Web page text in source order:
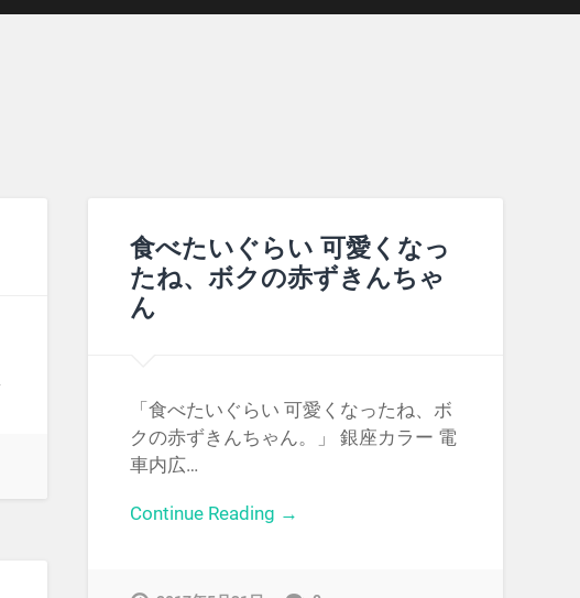
食べたいぐらい 可愛くなっ
たね、ボクの赤ずきんちゃ
ん
「食べたいぐらい 可愛くなったね、ボ
クの赤ずきんちゃん。」 銀座カラー 電
車内広…
Continue Reading →